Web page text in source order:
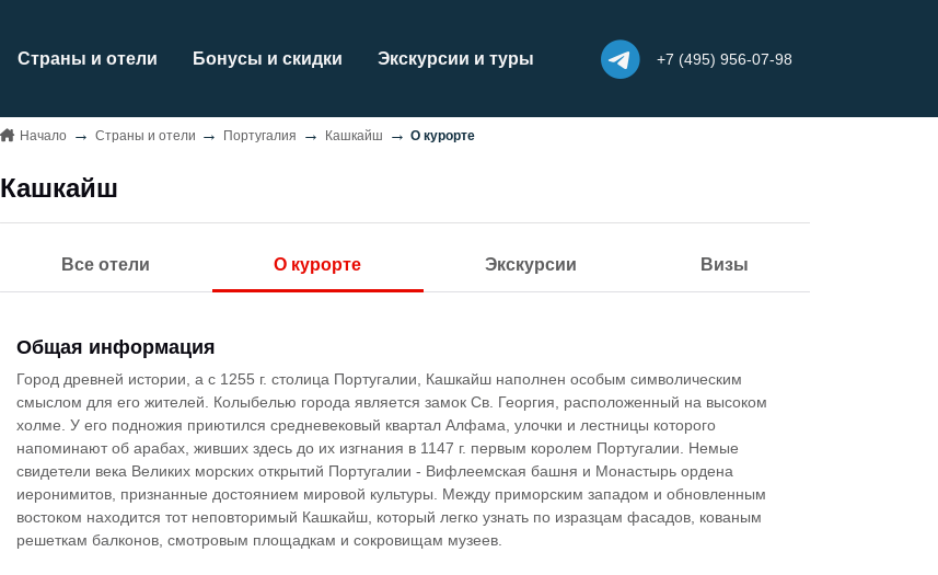
Страны и отели Бонусы и скидки Экскурсии и туры +7 (495) 956-07-98
Начало Страны и отели Португалия Кашкайш О курорте
Кашкайш
Все отели О курорте Экскурсии Визы
Общая информация
Город древней истории, а с 1255 г. столица Португалии, Кашкайш наполнен особым символическим
смыслом для его жителей. Колыбелью города является замок Св. Георгия, расположенный на высоком
холме. У его подножия приютился средневековый квартал Алфама, улочки и лестницы которого
напоминают об арабах, живших здесь до их изгнания в 1147 г. первым королем Португалии. Немые
свидетели века Великих морских открытий Португалии - Вифлеемская башня и Монастырь ордена
иеронимитов, признанные достоянием мировой культуры. Между приморским западом и обновленным
востоком находится тот неповторимый Кашкайш, который легко узнать по изразцам фасадов, кованым
решеткам балконов, смотровым площадкам и сокровищам музеев.